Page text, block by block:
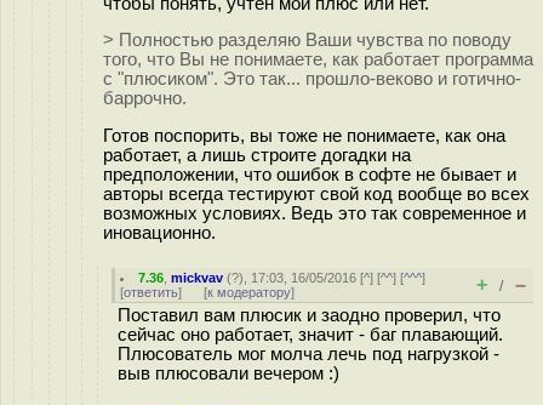
> Полностью разделяю Ваши чувства по поводу
того, что Вы не понимаете, как работает программа
с "плюсиком". Это так... прошло-веково и готично-
баррочно.
Готов поспорить, вы тоже не понимаете, как она
работает, а лишь строите догадки на
предположении, что ошибок в софте не бывает и
авторы всегда тестируют свой код вообще во всех
возможных условиях. Ведь это так современное и
иновационно.
7.36 ,mickvav (?), 17:03, 16/05/2016 [^] [^^] [^^^]
[ответить] [к модератору] + / –
Поставил вам плюсик и заодно проверил, что
сейчас оно работает, значит - баг плавающий.
Плюсователь мог молча лечь под нагрузкой -
выв плюсовали вечером :)